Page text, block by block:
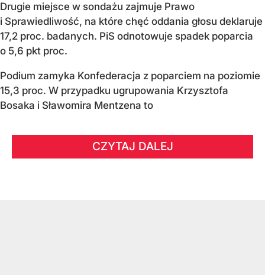
Drugie miejsce w sondażu zajmuje Prawo
i Sprawiedliwość, na które chęć oddania głosu deklaruje
17,2 proc. badanych. PiS odnotowuje spadek poparcia
o 5,6 pkt proc.
Podium zamyka Konfederacja z poparciem na poziomie
15,3 proc. W przypadku ugrupowania Krzysztofa
Bosaka i Sławomira Mentzena to
CZYTAJ DALEJ